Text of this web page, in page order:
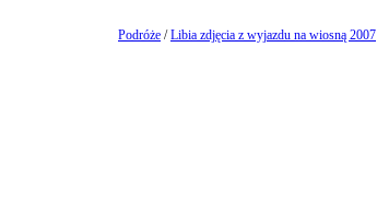
Podróże /Libia zdjęcia z wyjazdu na wiosną 2007